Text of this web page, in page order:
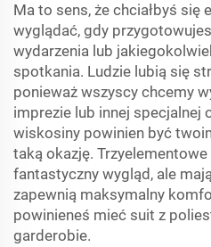
Ma to sens, że chciałbyś się
wyglądać, gdy
wydarzenia lub
spotkania. Ludzie lubią się
ponieważ wszyscy chcemy
imprezie lub innej specjalnej
wiskosiny powinien być
taką okazję.
fantastyczny wygląd, ale
zapewnią maksymalny
powinieneś mieć suit z
garderobie.